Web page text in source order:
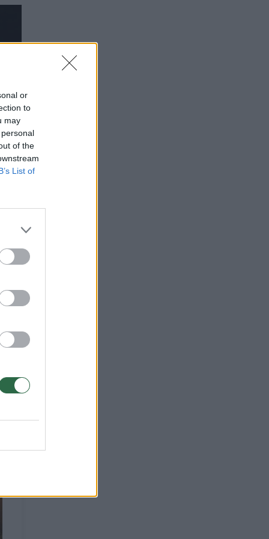
or
to
may
of the
List of